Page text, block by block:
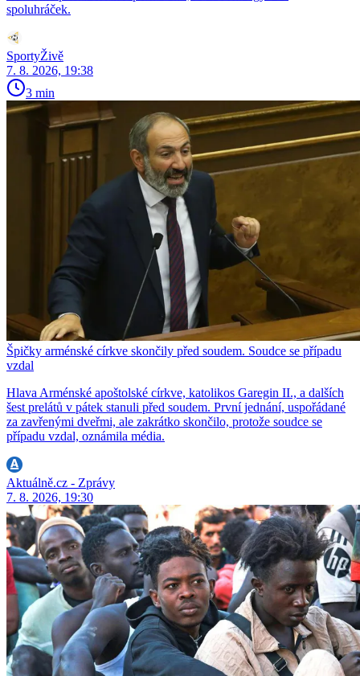
spoluhráček.
SportyŽivě
7. 8. 2026, 19:38
3 min
Špičky arménské církve skončily před soudem. Soudce se případu
vzdal
Hlava Arménské apoštolské církve, katolikos Garegin II., a dalších
šest prelátů v pátek stanuli před soudem. První jednání, uspořádané
za zavřenými dveřmi, ale zakrátko skončilo, protože soudce se
případu vzdal, oznámila média.
Aktuálně.cz - Zprávy
7. 8. 2026, 19:30